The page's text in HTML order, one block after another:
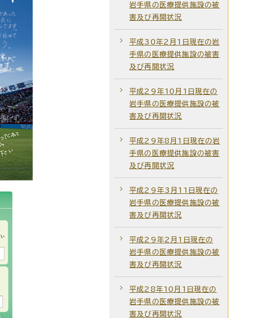
岩手県の医療提供施設の被
害及び再開状況
平成30年2月1日現在の岩
手県の医療提供施設の被害
及び再開状況
平成29年10月1日現在の
岩手県の医療提供施設の被
害及び再開状況
平成29年8月1日現在の岩
手県の医療提供施設の被害
及び再開状況
平成29年3月11日現在の
岩手県の医療提供施設の被
害及び再開状況
平成29年2月1日現在の
岩手県の医療提供施設の被
害及び再開状況
平成28年10月1日現在の
岩手県の医療提供施設の被
害及び再開状況